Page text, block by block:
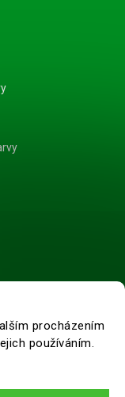
procházením
používáním.